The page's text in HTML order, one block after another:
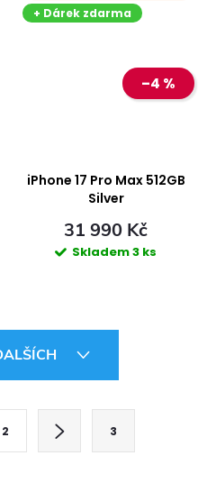
+ Dárek zdarma
–4 %
iPhone 17 Pro Max 512GB
Silver
31 990 Kč
Skladem3 ks
2 3